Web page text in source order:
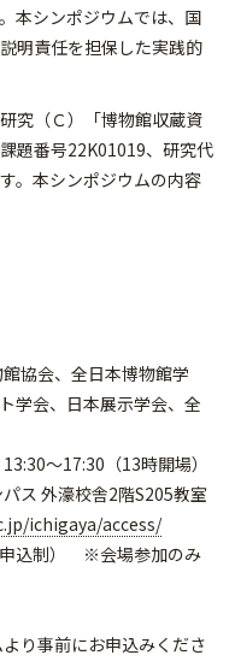
本シンポジウムでは、国
明責任を担保した実践的
究（Ｃ）「博物館収蔵資
題番号22K01019、研究代
。本シンポジウムの内容
会、全日本博物館学
学会、日本展示学会、全
～17:30（13時開場）
外濠校舎2階S205教室
ichigaya/access/
制） ※会場参加のみ
事前にお申込みくださ